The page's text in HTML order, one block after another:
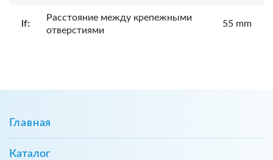
lf:
Расcтояние между крепежными
отверстиями
55 mm
Главная
Каталог